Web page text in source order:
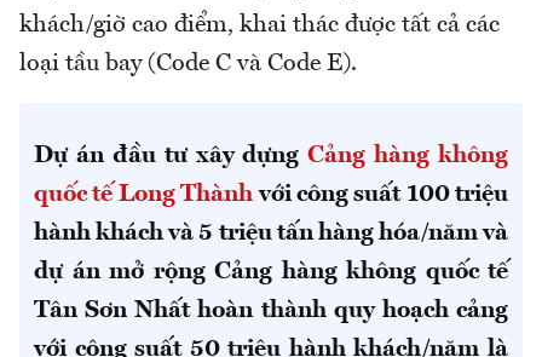
khách/giờ cao điểm, khai thác được tất cả các
loại tầu bay (Code C và Code E).
Dự án đầu tư xây dựngCảng hàng không
quốc tế Long Thành với công suất 100 triệu
hành khách và 5 triệu tấn hàng hóa/năm và
dự án mở rộng Cảng hàng không quốc tế
Tân Sơn Nhất hoàn thành quy hoạch cảng
với công suất 50 triệu hành khách/năm là